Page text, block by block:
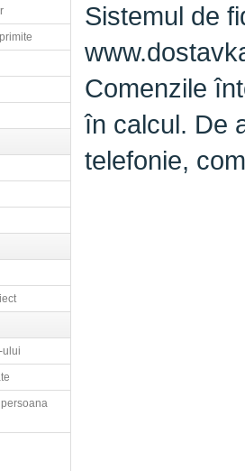
ului
Sistemul de
Comenzile
în calcul. De
telefonie,